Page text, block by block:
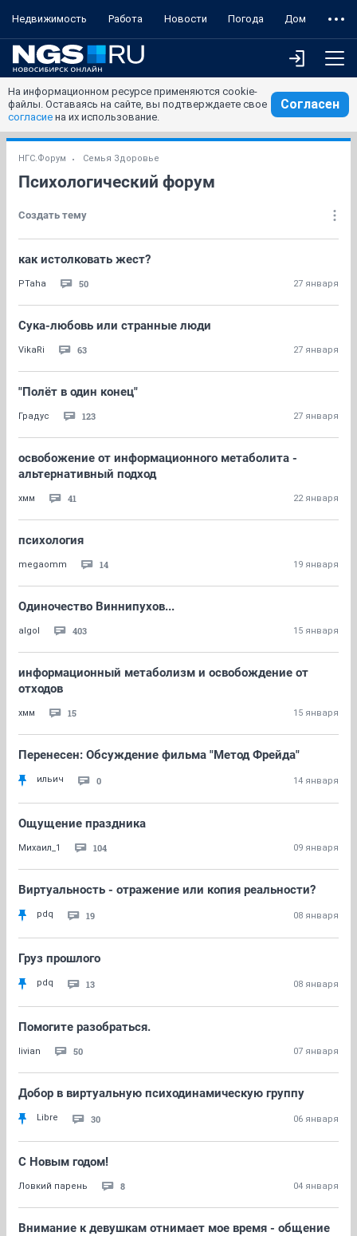
Недвижимость Работа Новости Погода Дом
На информационном ресурсе применяются cookie-
файлы. Оставаясь на сайте, вы подтверждаете свое
согласие на их использование.
Согласен
НГС.Форум Семья Здоровье
Психологический форум
Создать тему
как истолковать жест?
PTaha 50 27 января
Сука-любовь или странные люди
VikaRi 63 27 января
"Полёт в один конец"
Градус 123 27 января
освобожение от информационного метаболита -
альтернативный подход
хмм 41 22 января
психология
megaomm 14 19 января
Одиночество Виннипухов...
algol 403 15 января
информационный метаболизм и освобождение от
отходов
хмм 15 15 января
Перенесен: Обсуждение фильма "Метод Фрейда"
ильич 0 14 января
Ощущение праздника
Михаил_1 104 09 января
Виртуальность - отражение или копия реальности?
pdq 19 08 января
Груз прошлого
pdq 13 08 января
Помогите разобраться.
livian 50 07 января
Добор в виртуальную психодинамическую группу
Libre 30 06 января
С Новым годом!
Ловкий парень 8 04 января
Внимание к девушкам отнимает мое время - общение